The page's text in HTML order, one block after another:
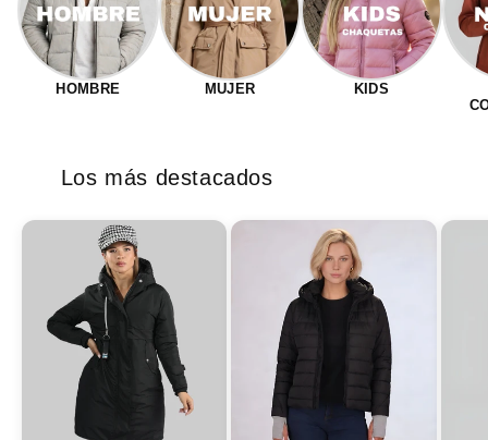
HOMBRE MUJER
KIDS
Los más destacados